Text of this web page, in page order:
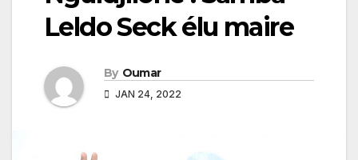
Leldo Seck élu maire
By Oumar
JAN 24, 2022